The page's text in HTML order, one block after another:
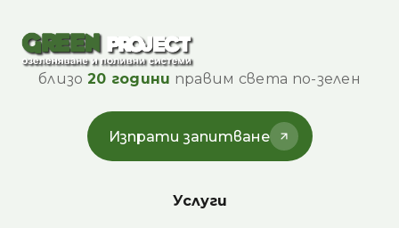
близо 20 години правим света по-зелен
Изпрати запитване
Услуги